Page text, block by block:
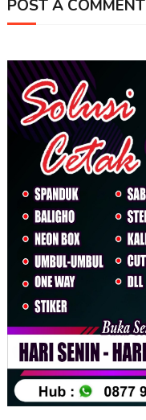
POST A COMMENT